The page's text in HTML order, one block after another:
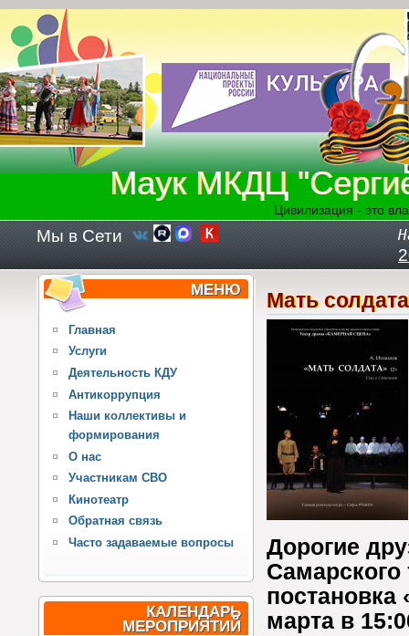
Перейти к основному содержанию
Маук МКДЦ
Цивилизация - это
Мы в Сети
МЕНЮ
Главная
Услуги
Деятельность КДУ
Антикоррупция
Наши коллективы и
формирования
О нас
Участникам СВО
Кинотеатр
Обратная связь
Часто задаваемые вопросы
КАЛЕНДАРЬ
МЕРОПРИЯТИЙ
Мать солдата
Дорогие
постановка
марта в